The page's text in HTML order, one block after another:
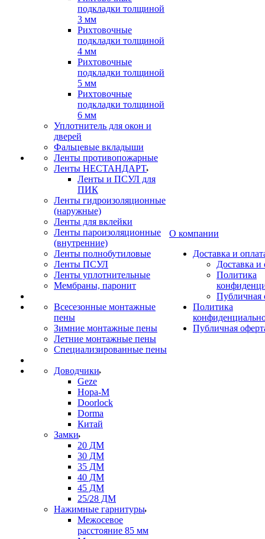
подкладки толщиной
3 мм
Рихтовочные
подкладки толщиной
4 мм
Рихтовочные
подкладки толщиной
5 мм
Рихтовочные
подкладки толщиной
6 мм
Уплотнитель для окон и
дверей
Фальцевые вкладыши
Ленты противопожарные
Ленты НЕСТАНДАРТ
Ленты и ПСУЛ для
ПИК
Ленты гидроизоляционные
(наружные)
Ленты для вклейки
Ленты пароизоляционные
(внутренние)
Ленты полнобутиловые
Ленты ПСУЛ
Ленты уплотнительные
Мембраны, паронит
Всесезонные монтажные
пены
Зимние монтажные пены
Летние монтажные пены
Специализированные пены
Доводчики
Geze
Нора-М
Doorlock
Dorma
Китай
Замки
20 ДМ
30 ДМ
35 ДМ
40 ДМ
45 ДМ
25/28 ДМ
Нажимные гарнитуры
Межосевое
расстояние 85 мм
О компании
Доставка и
Доставка и
Политика
Публичная
Политика
Публичная